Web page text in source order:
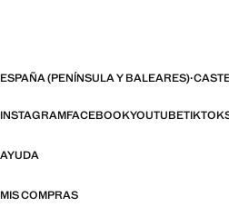
ESPAÑA (PENÍNSULA Y BALEARES)·
INSTAGRAMFACEBOOKYOUTUBETIKTOK
AYUDA
MIS COMPRAS